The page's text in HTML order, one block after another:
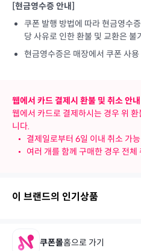
[현금영수증 안내]
쿠폰 발행 방법에 따라 현금영수
당 사유로 인한 환불 및 교환은 불
현금영수증은 매장에서 쿠폰 사
웹에서 카드 결제시 환불 및 취소 안내
웹에서 카드로 결제하시는 경우 위
니다.
•
결제일로부터 6일 이내 취소 가능
•
여러 개를 함께 구매한 경우 전체
이 브랜드의 인기상품
쿠폰몰홈으로 가기